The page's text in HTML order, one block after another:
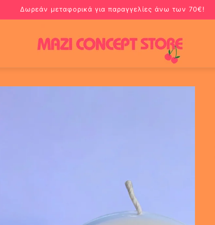
Δωρεάν μεταφορικά για παραγγελίες άνω των 70€!